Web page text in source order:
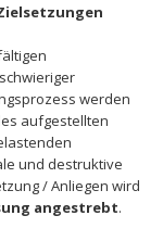
werden
aufgestellten
und destruktive
/ Anliegen wird
angestrebt.